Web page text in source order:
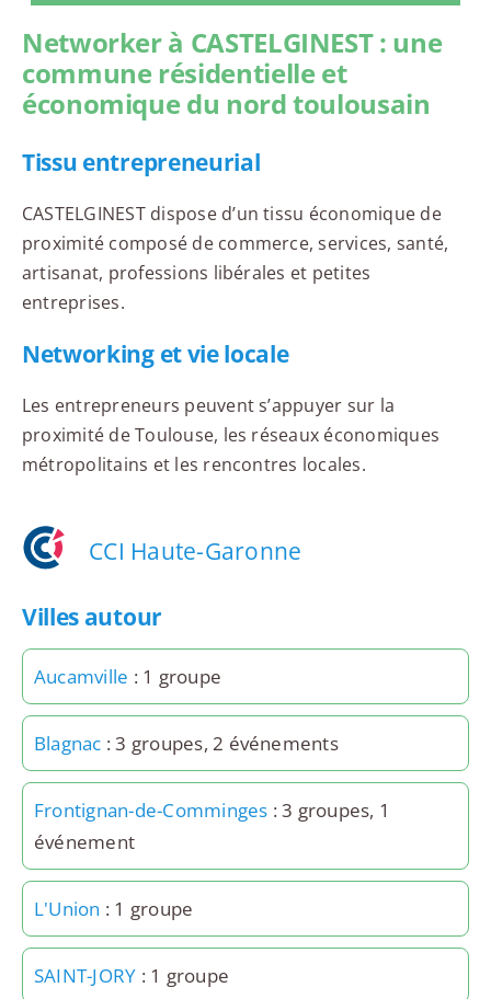
Networker à CASTELGINEST : une
commune résidentielle et
économique du nord toulousain
Tissu entrepreneurial
CASTELGINEST dispose d’un tissu économique de
proximité composé de commerce, services, santé,
artisanat, professions libérales et petites
entreprises.
Networking et vie locale
Les entrepreneurs peuvent s’appuyer sur la
proximité de Toulouse, les réseaux économiques
métropolitains et les rencontres locales.
CCI Haute-Garonne
Villes autour
Aucamville : 1 groupe
Blagnac : 3 groupes, 2 événements
Frontignan-de-Comminges : 3 groupes, 1
événement
L'Union : 1 groupe
SAINT-JORY : 1 groupe